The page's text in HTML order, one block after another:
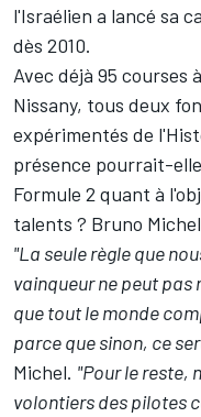
l'Israélien a lancé sa
dès 2010.
Avec déjà 95 courses
Nissany, tous deux
expérimentés de
présence pourrait-
Formule 2 quant à
talents ? Bruno
"La seule règle que
vainqueur ne peut pas
que tout le monde
parce que sinon, ce
Michel. "Pour le reste,
volontiers des pilotes